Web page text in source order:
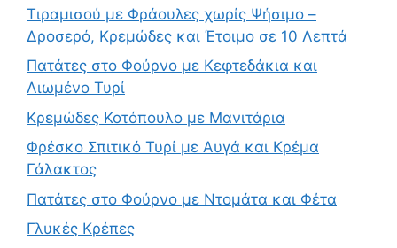
Τιραμισού με Φράουλες χωρίς Ψήσιμο –
Δροσερό, Κρεμώδες και Έτοιμο σε 10 Λεπτά
Πατάτες στο Φούρνο με Κεφτεδάκια και
Λιωμένο Τυρί
Κρεμώδες Κοτόπουλο με Μανιτάρια
Φρέσκο Σπιτικό Τυρί με Αυγά και Κρέμα
Γάλακτος
Πατάτες στο Φούρνο με Ντομάτα και Φέτα
Γλυκές Κρέπες